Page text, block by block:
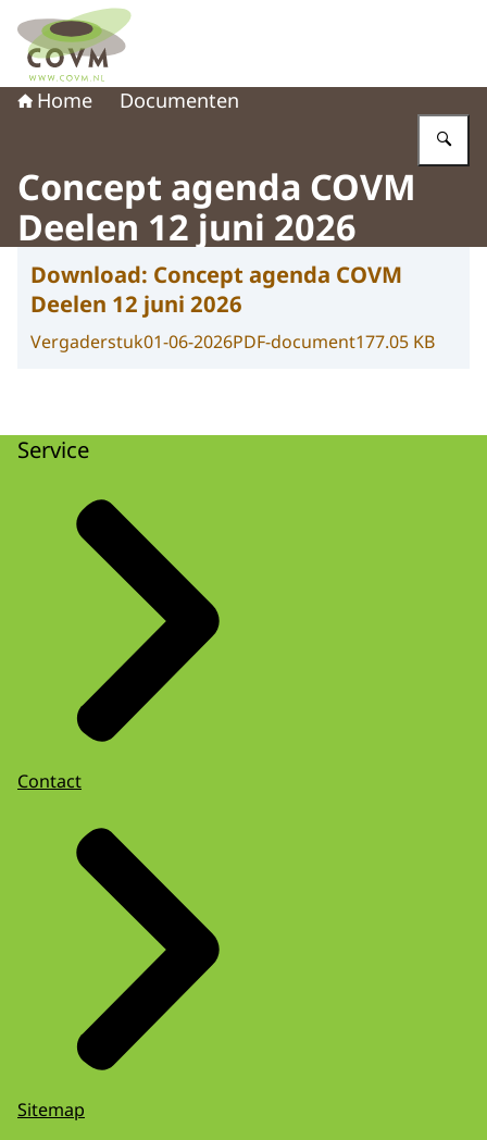
Naar de homepage van COVM
Home Documenten
Concept agenda COVM
Deelen 12 juni 2026
Download: Concept agenda COVM
Deelen 12 juni 2026
Vergaderstuk01-06-2026PDF-document177.05 KB
Service
Contact
Sitemap